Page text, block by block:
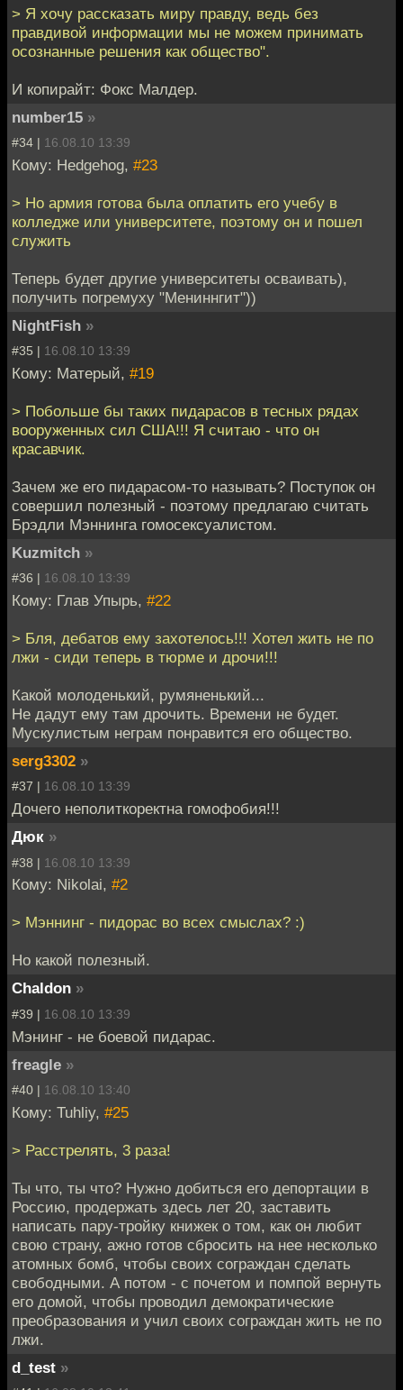
> Я хочу рассказать миру правду, ведь без
правдивой информации мы не можем принимать
осознанные решения как общество".
И копирайт: Фокс Малдер.
number15 »
#34 | 16.08.10 13:39
Кому: Hedgehog, #23
> Но армия готова была оплатить его учебу в
колледже или университете, поэтому он и пошел
служить
Теперь будет другие университеты осваивать),
получить погремуху "Мениннгит"))
NightFish »
#35 | 16.08.10 13:39
Кому: Матерый, #19
> Побольше бы таких пидарасов в тесных рядах
вооруженных сил США!!! Я считаю - что он
красавчик.
Зачем же его пидарасом-то называть? Поступок он
совершил полезный - поэтому предлагаю считать
Брэдли Мэннинга гомосексуалистом.
Kuzmitch »
#36 | 16.08.10 13:39
Кому: Глав Упырь, #22
> Бля, дебатов ему захотелось!!! Хотел жить не по
лжи - сиди теперь в тюрме и дрочи!!!
Какой молоденький, румяненький...
Не дадут ему там дрочить. Времени не будет.
Мускулистым неграм понравится его общество.
serg3302 »
#37 | 16.08.10 13:39
Дочего неполиткоректна гомофобия!!!
Дюк »
#38 | 16.08.10 13:39
Кому: Nikolai, #2
> Мэннинг - пидорас во всех смыслах? :)
Но какой полезный.
Chaldon »
#39 | 16.08.10 13:39
Мэнинг - не боевой пидарас.
freagle »
#40 | 16.08.10 13:40
Кому: Tuhliy, #25
> Расстрелять, 3 раза!
Ты что, ты что? Нужно добиться его депортации в
Россию, продержать здесь лет 20, заставить
написать пару-тройку книжек о том, как он любит
свою страну, ажно готов сбросить на нее несколько
атомных бомб, чтобы своих сограждан сделать
свободными. А потом - с почетом и помпой вернуть
его домой, чтобы проводил демократические
преобразования и учил своих сограждан жить не по
лжи.
d_test »